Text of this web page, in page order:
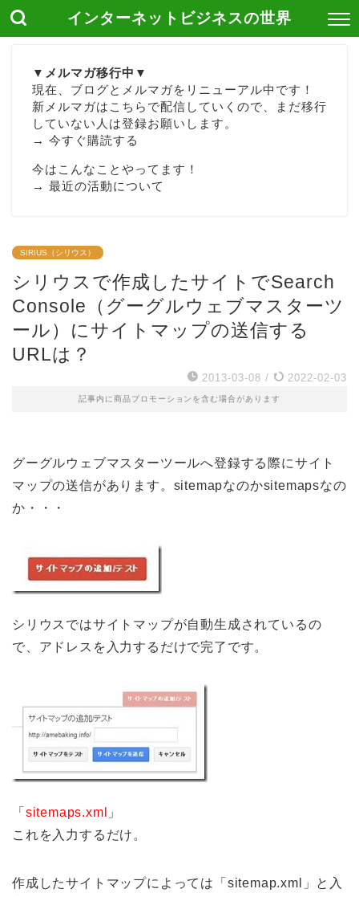
インターネットビジネスの世界
▼メルマガ移行中▼
現在、ブログとメルマガをリニューアル中です！
新メルマガはこちらで配信していくので、まだ移行
していない人は登録お願いします。
→ 今すぐ購読する
今はこんなことやってます！
→ 最近の活動について
SIRIUS（シリウス）
シリウスで作成したサイトでSearch
Console（グーグルウェブマスターツ
ール）にサイトマップの送信する
URLは？
2013-03-08 / 2022-02-03
記事内に商品プロモーションを含む場合があります
グーグルウェブマスターツールへ登録する際にサイト
マップの送信があります。sitemapなのかsitemapsなの
か・・・
シリウスではサイトマップが自動生成されているの
で、アドレスを入力するだけで完了です。
「 sitemaps.xml
」
これを入力するだけ。
作成したサイトマップによっては「sitemap.xml」と入